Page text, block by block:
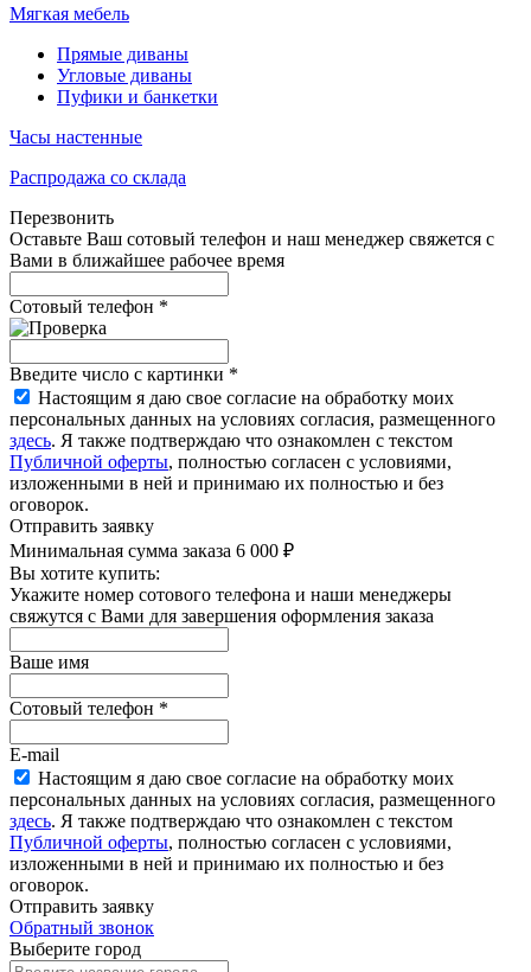
Мягкая мебель
Прямые диваны
Угловые диваны
Пуфики и банкетки
Часы настенные
Распродажа со склада
Перезвонить
Оставьте Ваш сотовый телефон и наш менеджер свяжется с
Вами в ближайшее рабочее время
Сотовый телефон *
Введите число с картинки *
Настоящим я даю свое согласие на обработку моих
персональных данных на условиях согласия, размещенного
здесь. Я также подтверждаю что ознакомлен с текстом
Публичной оферты, полностью согласен с условиями,
изложенными в ней и принимаю их полностью и без
оговорок.
Отправить заявку
Минимальная сумма заказа 6 000 ₽
Вы хотите купить:
Укажите номер сотового телефона и наши менеджеры
свяжутся с Вами для завершения оформления заказа
Ваше имя
Сотовый телефон *
E-mail
Настоящим я даю свое согласие на обработку моих
персональных данных на условиях согласия, размещенного
здесь. Я также подтверждаю что ознакомлен с текстом
Публичной оферты, полностью согласен с условиями,
изложенными в ней и принимаю их полностью и без
оговорок.
Отправить заявку
Обратный звонок
Выберите город